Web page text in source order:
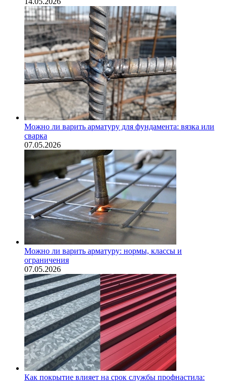
Можно ли варить арматуру для фундамента: вязка или
сварка
07.05.2026
Можно ли варить арматуру: нормы, классы и
ограничения
07.05.2026
Как покрытие влияет на срок службы профнастила: